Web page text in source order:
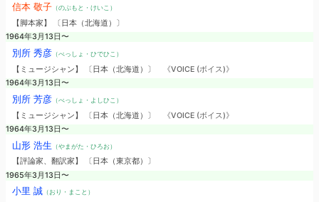
信本 敬子（のぶもと・けいこ）
【脚本家】 〔日本（北海道）〕
1964年3月13日〜
別所 秀彦（べっしょ・ひでひこ）
【ミュージシャン】 〔日本（北海道）〕
《VOICE (ボイス)》
1964年3月13日〜
別所 芳彦（べっしょ・よしひこ）
【ミュージシャン】 〔日本（北海道）〕
《VOICE (ボイス)》
1964年3月13日〜
山形 浩生 （やまがた・ひろお）
【評論家、翻訳家】 〔日本（東京都）〕
1965年3月13日〜
小里 誠（おり・まこと）